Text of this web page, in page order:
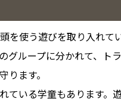
を使う遊びを取り入れ
グループに分かれて、
ます。
ている学童もあります